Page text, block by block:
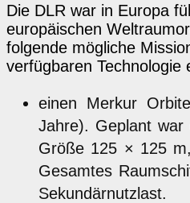
Die DLR war in Europa
europäischen
folgende mögliche
verfügbaren Technologie
einen Merkur
Jahre). Geplant
Größe 125 × 125
Gesamtes
Sekundärnutzlast.